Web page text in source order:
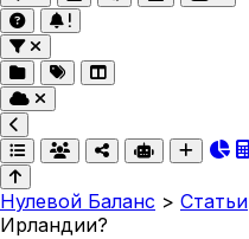
Нулевой Баланс > Статьи
Ирландии?